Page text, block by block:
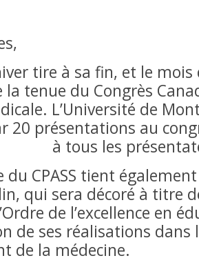
tire à sa fin, et le mois
la tenue du Congrès
L’Université de
20 présentations au
à tous les
du CPASS tient
qui sera décoré à titre
de l’excellence en
de ses réalisations dans
de la médecine.